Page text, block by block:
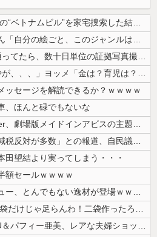
【衝撃】 大阪府警、ミナミの“ベトナムビル”を家宅捜索した結果・・・・...
【これは重い】江口寿史さん「自分の絵ごと、このジャンルはそろそろ終わり...
体調不良で休んでパチ●コ通ってたら、数十日単位の証拠写真撮られて会社ク...
ワイ「子供2人目欲しいんやが、、、」ヨッメ「金は？育児は？私の仕事は？...
ッセージを解読できるか？ｗｗｗｗ
、ほんと碌でもないな
【速報】ホロライブのVtuber、劇場版メイドインアビスの主題歌決定w...
【悲報】「自民党内は消費減税反対が多数」との報道、自民議員の内部証言と...
田望結より実ってしまう・・・
額セールｗｗｗｗ
【画像】コミケのインタビュー、とんでもない逸材が登場ｗｗｗｗｗｗ 【P...
【悲報】 ワイ「ラーメン一袋だけじゃ足らんわ！二袋作ったろ！」→結果ｗ...
【最新画像】 GLAY・TERU＆パフィー亜美、レアな夫婦ショットを公...